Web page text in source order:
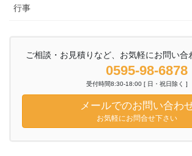
行事
ご相談・お見積りなど、お気軽にお問い合
0595-98-6878
受付時間8:30-18:00 [ 日・祝日除く ]
メールでのお問い合わ
お気軽にお問合せ下さい